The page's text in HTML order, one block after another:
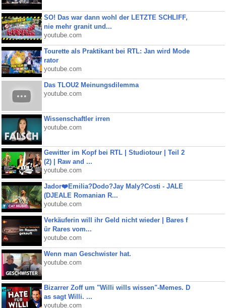
SO! Das war dann wohl der LETZTE SCHLIFF,
nie mehr granit und...
youtube.com
Tourette als Praktikant bei RTL: Jan wird Mode
rator
youtube.com
Das TLOU2 Meinungsdilemma
youtube.com
Wissenschaftler irren
youtube.com
Gewitter im Kopf bei RTL | Studiotour | Teil 2
(2) | Raw and ...
youtube.com
Jador❤️Emilia?Dodo?Jay Maly?Costi - JALE
(DJEALE Romanian R...
youtube.com
Verkäuferin will ihr Geld nicht wieder | Bares f
ür Rares vom...
youtube.com
Wenn man Geschwister hat.
youtube.com
Bizarrer Zoff um "Willi wills wissen"-Memes. D
as sagt Willi. ...
youtube.com